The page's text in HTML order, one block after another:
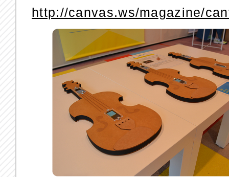
http://canvas.ws/magazine/